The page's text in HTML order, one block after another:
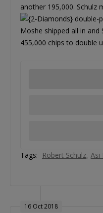
another 195,000. Schulz
double-
Moshe shipped all in and
455,000 chips to double
Tags: Robert Schulz Asi
16 Oct 2018